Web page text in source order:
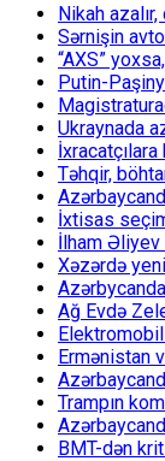
Nikah
Sərnişin
“AXS”
Putin-
Ukraynada
Təhqir,
İxtisas
İlham Əliyev
Xəzərdə
Ağ Evdə
Ermənistan
Trampın
BMT-dən